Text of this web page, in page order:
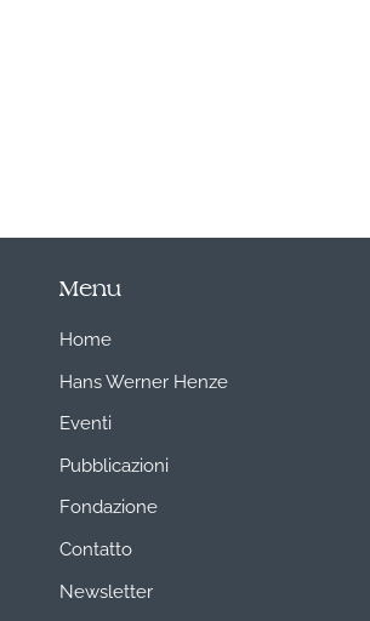
Menu
Home
Hans Werner Henze
Eventi
Pubblicazioni
Fondazione
Contatto
Newsletter